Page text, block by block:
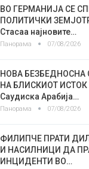
ВО ГЕРМАНИЈА СЕ
ПОЛИТИЧКИ
Стасаа најновите…
Панорама 07/08/2026
НОВА БЕЗБЕДНОСНА
НА БЛИСКИОТ ИСТОК
Саудиска Арабија…
Панорама 07/08/2026
ФИЛИПЧЕ ПРАТИ
И НАСИЛНИЦИ ДА
ИНЦИДЕНТИ ВО…